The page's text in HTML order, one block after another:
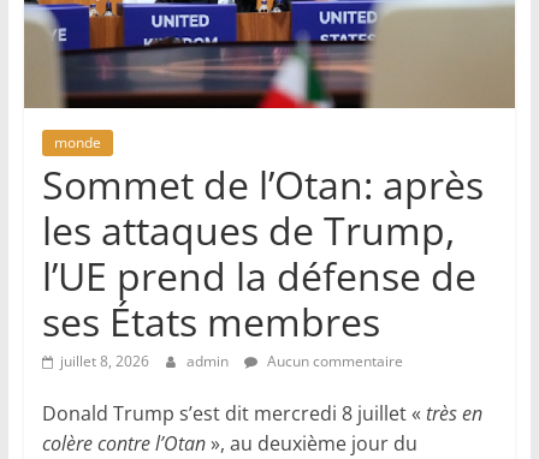
monde
Sommet de l’Otan: après
les attaques de Trump,
l’UE prend la défense de
ses États membres
juillet 8, 2026 admin Aucun commentaire
Donald Trump s’est dit mercredi 8 juillet « très en
colère contre l’Otan», au deuxième jour du